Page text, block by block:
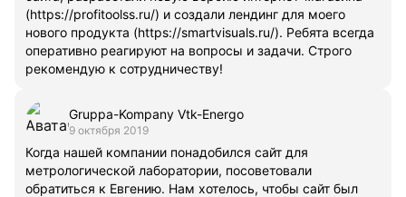
(https://profitoolss.ru/) и создали лендинг для моего
нового продукта (https://smartvisuals.ru/). Ребята всегда
оперативно реагируют на вопросы и задачи. Строго
рекомендую к сотрудничеству!
Gruppa-Kompany Vtk-Energo
9 октября 2019
Когда нашей компании понадобился сайт для
метрологической лаборатории, посоветовали
обратиться к Евгению. Нам хотелось, чтобы сайт был